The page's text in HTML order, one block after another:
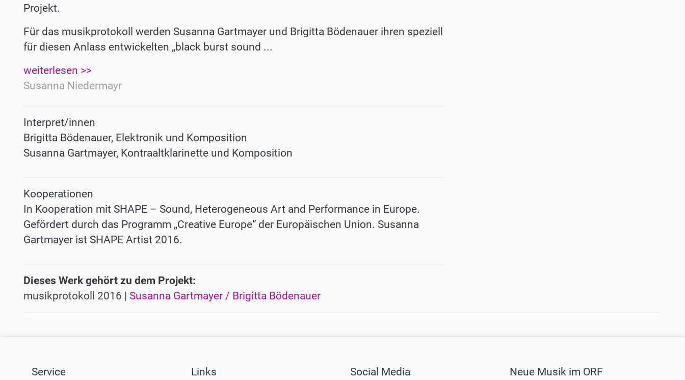
Projekt.
Für das musikprotokoll werden Susanna Gartmayer und Brigitta Bödenauer ihren speziell
für diesen Anlass entwickelten „black burst sound ...
weiterlesen >>
Susanna Niedermayr
Interpret/innen
Brigitta Bödenauer, Elektronik und Komposition
Susanna Gartmayer, Kontraaltklarinette und Komposition
Kooperationen
In Kooperation mit SHAPE – Sound, Heterogeneous Art and Performance in Europe.
Gefördert durch das Programm „Creative Europe“ der Europäischen Union. Susanna
Gartmayer ist SHAPE Artist 2016.
Dieses Werk gehört zu dem Projekt:
musikprotokoll 2016 | Susanna Gartmayer / Brigitta Bödenauer
Service Links Social Media Neue Musik im ORF